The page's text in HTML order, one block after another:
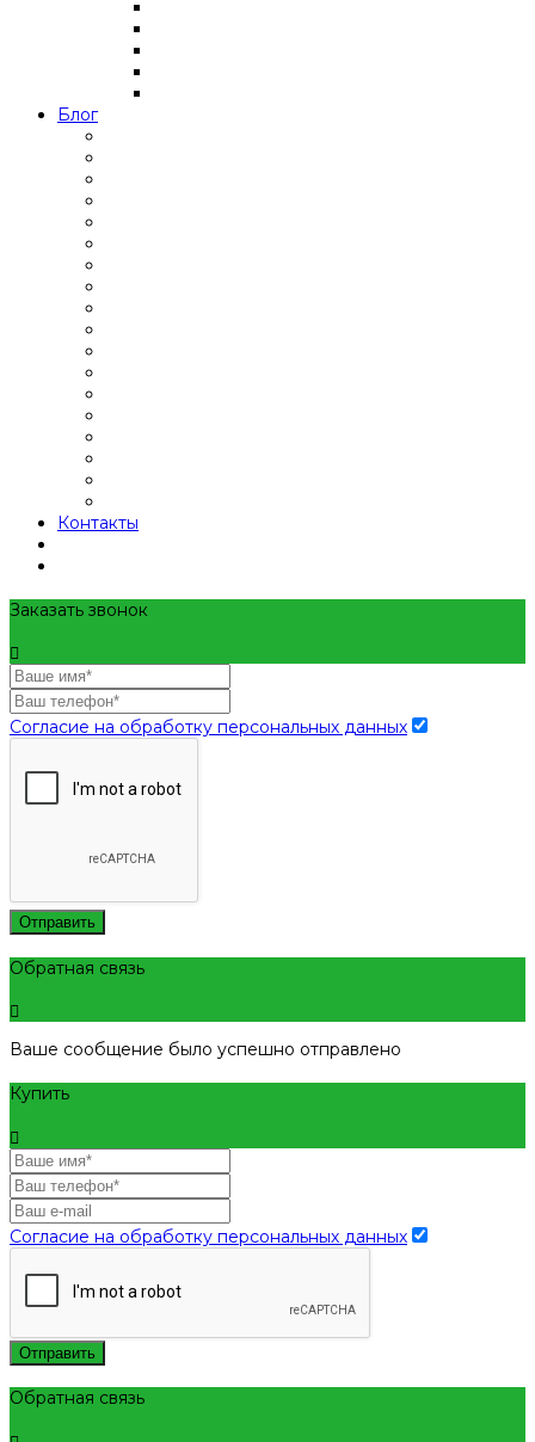
Блог
Контакты
Заказать звонок
Согласие на обработку персональных данных
Отправить
Обратная связь
Ваше сообщение было успешно отправлено
Купить
Согласие на обработку персональных данных
Отправить
Обратная связь